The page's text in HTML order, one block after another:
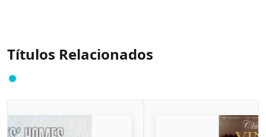
Títulos Relacionados